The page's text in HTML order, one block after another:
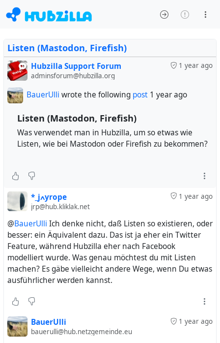
Listen (Mastodon, Firefish)
1 year ago
Hubzilla Support Forum
adminsforum@hubzilla.org
BauerUlli wrote the following post 1 year ago
Listen (Mastodon, Firefish)
Was verwendet man in Hubzilla, um so etwas wie
Listen, wie bei Mastodon oder Firefish zu bekommen?
1 year ago *_jߍyrope
jrp@hub.kliklak.net
@BauerUlli Ich denke nicht, daß Listen so existieren, oder
besser: ein Äquivalent dazu. Das ist ja eher ein Twitter
Feature, während Hubzilla eher nach Facebook
modelliert wurde. Was genau möchtest du mit Listen
machen? Es gäbe vielleicht andere Wege, wenn Du etwas
ausführlicher werden kannst.
1 year ago
BauerUlli
bauerulli@hub.netzgemeinde.eu